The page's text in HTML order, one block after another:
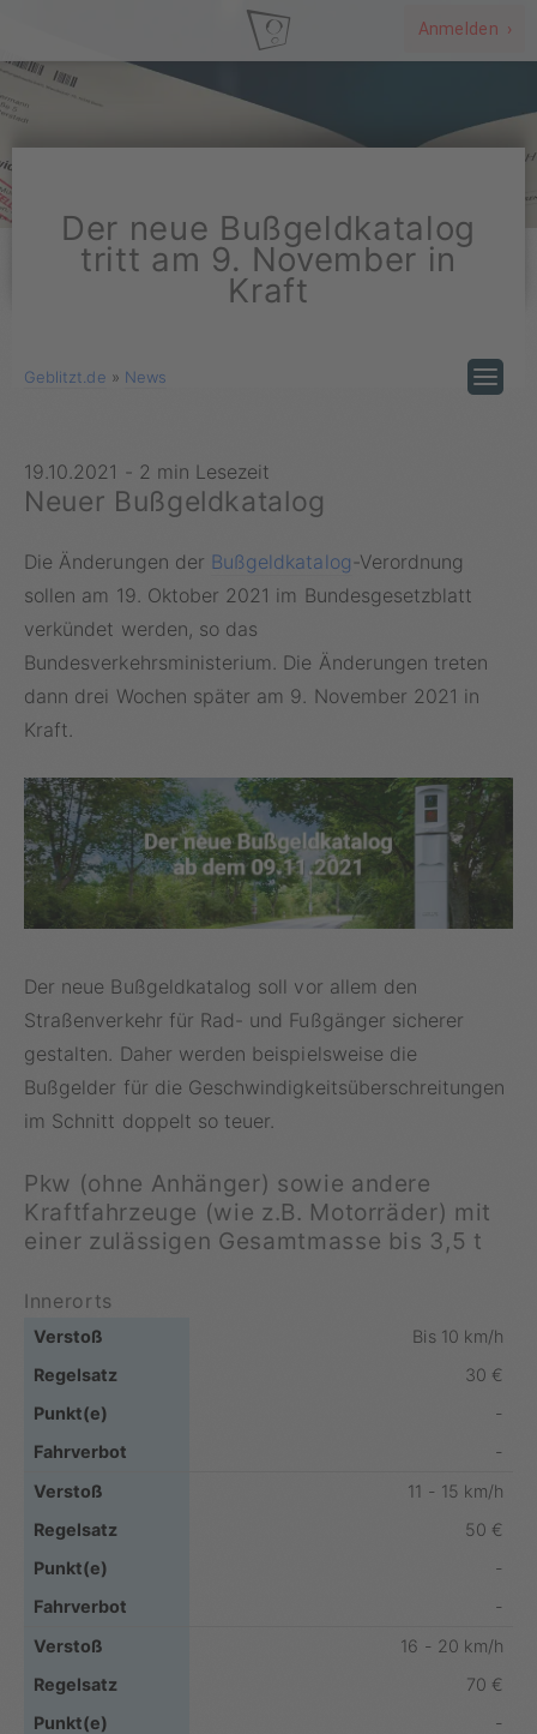
Anmelden ›
Der neue Bußgeldkatalog
tritt am 9. November in
Kraft
Geblitzt.de » News
19.10.2021 - 2 min Lesezeit
Neuer Bußgeldkatalog
Die Änderungen der Bußgeldkatalog-Verordnung
sollen am 19. Oktober 2021 im Bundesgesetzblatt
verkündet werden, so das
Bundesverkehrsministerium. Die Änderungen treten
dann drei Wochen später am 9. November 2021 in
Kraft.
Der neue Bußgeldkatalog soll vor allem den
Straßenverkehr für Rad- und Fußgänger sicherer
gestalten. Daher werden beispielsweise die
Bußgelder für die Geschwindigkeitsüberschreitungen
im Schnitt doppelt so teuer.
Pkw (ohne Anhänger) sowie andere
Kraftfahrzeuge (wie z.B. Motorräder) mit
einer zulässigen Gesamtmasse bis 3,5 t
Innerorts
Bis 10 km/h
30 €
-
-
11 - 15 km/h
50 €
-
-
16 - 20 km/h
70 €
-